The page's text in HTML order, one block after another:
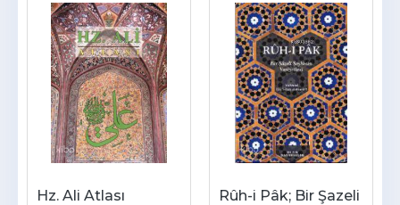
Hz. Ali Atlası
Rûh-i Pâk; Bir Şazeli